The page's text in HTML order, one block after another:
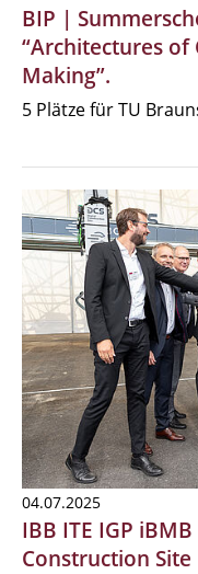
BIP |
“Architectures of
Making”.
5 Plätze für TU
04.07.2025
IBB ITE IGP
Construction Site